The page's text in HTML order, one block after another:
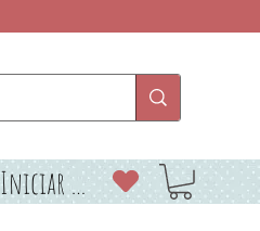
Iniciar sesión